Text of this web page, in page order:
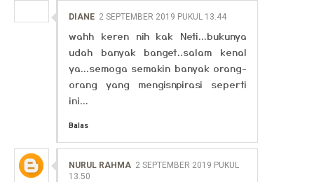
DIANE 2 SEPTEMBER 2019 PUKUL 13.44
wahh keren nih kak Neti...bukunya
udah banyak banget..salam kenal
ya...semoga semakin banyak orang-
orang yang mengisnpirasi seperti
ini...
Balas
NURUL RAHMA 2 SEPTEMBER 2019 PUKUL
13.50